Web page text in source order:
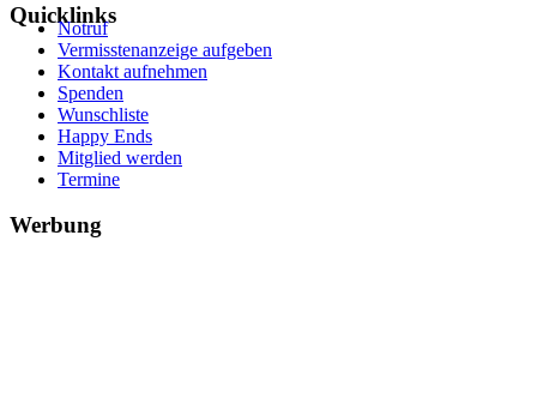
Quicklinks
Notruf
Vermisstenanzeige aufgeben
Kontakt aufnehmen
Spenden
Wunschliste
Happy Ends
Mitglied werden
Termine
Werbung